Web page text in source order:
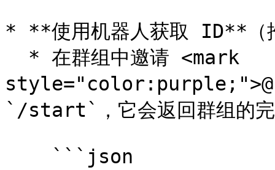
* **使用机器人获取 ID**（
`/start`，它会返回群组的完